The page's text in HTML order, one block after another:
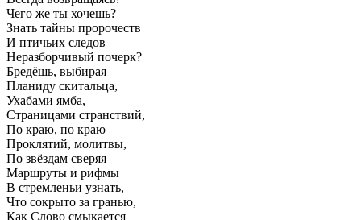
Чего же ты хочешь?
Знать тайны пророчеств
И птичьих следов
Неразборчивый почерк?
Бредёшь, выбирая
Планиду скитальца,
Ухабами ямба,
Страницами странствий,
По краю, по краю
Проклятий, молитвы,
По звёздам сверяя
Маршруты и рифмы
В стремленьи узнать,
Что сокрыто за гранью,
Как Слово смыкается